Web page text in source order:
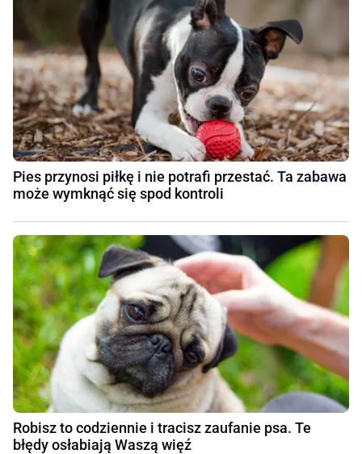
Pies przynosi piłkę i nie potrafi przestać. Ta zabawa
może wymknąć się spod kontroli
Robisz to codziennie i tracisz zaufanie psa. Te
błędy osłabiają Waszą więź